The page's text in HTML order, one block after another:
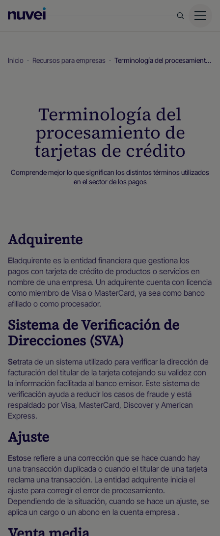
principal
Inicio Recursos para empresas Terminología del procesamiento de tarjetas de crédito
Terminología del
procesamiento de
tarjetas de crédito
Comprende mejor lo que significan los distintos términos utilizados
en el sector de los pagos
Adquirente
‍Eladquirente es la entidad financiera que gestiona los
pagos con tarjeta de crédito de productos o servicios en
nombre de una empresa. Un adquirente cuenta con licencia
como miembro de Visa o MasterCard, ya sea como banco
afiliado o como procesador.
Sistema de Verificación de
Direcciones (SVA)
‍Setrata de un sistema utilizado para verificar la dirección de
facturación del titular de la tarjeta cotejando su validez con
la información facilitada al banco emisor. Este sistema de
verificación ayuda a reducir los casos de fraude y está
respaldado por Visa, MasterCard, Discover y American
Express.
Ajuste
‍Estose refiere a una corrección que se hace cuando hay
una transacción duplicada o cuando el titular de una tarjeta
reclama una transacción. La entidad adquirente inicia el
ajuste para corregir el error de procesamiento.
Dependiendo de la situación, cuando se hace un ajuste, se
aplica un cargo o un abono en la cuenta empresa .